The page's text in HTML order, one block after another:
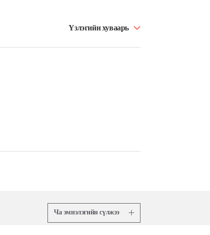
Үзлэгийн хуваарь
Ча эмнэлэгийн сүлжээ